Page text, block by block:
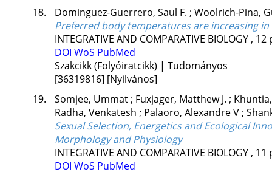
18.
Dominguez-Guerrero, Saul F. ; Woolrich-Pina,
Preferred body temperatures are increasing
INTEGRATIVE AND COMPARATIVE BIOLOGY, 12
DOI WoS PubMed
Szakcikk (Folyóiratcikk) | Tudományos
[36319816] [Nyilvános]
19.
Somjee, Ummat; Fuxjager, Matthew J. ;
Radha, Venkatesh ; Palaoro, Alexandre V;
Sexual Selection, Energetics and Ecological
Morphology and Physiology
INTEGRATIVE AND COMPARATIVE BIOLOGY, 11
DOI WoS PubMed